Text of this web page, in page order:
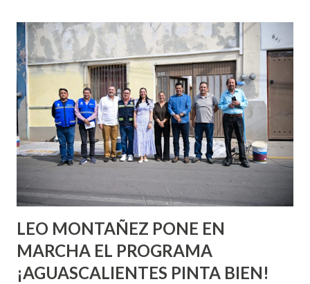
conoces ni la mitad de lo que deberías saber. Pero incluso
quienes ya han tenido relaciones sexuales no son expertos
o expertas en el tema. Siempre hay algo nuevo que
aprender y nuevas experiencias que conocer. Si eres una
chica y aún no has tenido relaciones sexuales, tal vez
pienses que el sexo será increíble y no puedas esperar para
experimentarlo, pero como cualquier persona con
experiencia te dirá, siempre es mejor cuando ambas partes
son suficientemen...
LEO MONTAÑEZ PONE EN
MARCHA EL PROGRAMA
¡AGUASCALIENTES PINTA BIEN!